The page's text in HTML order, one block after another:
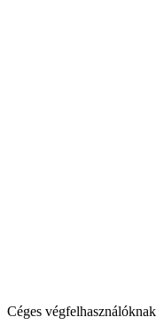
Céges végfelhasználóknak